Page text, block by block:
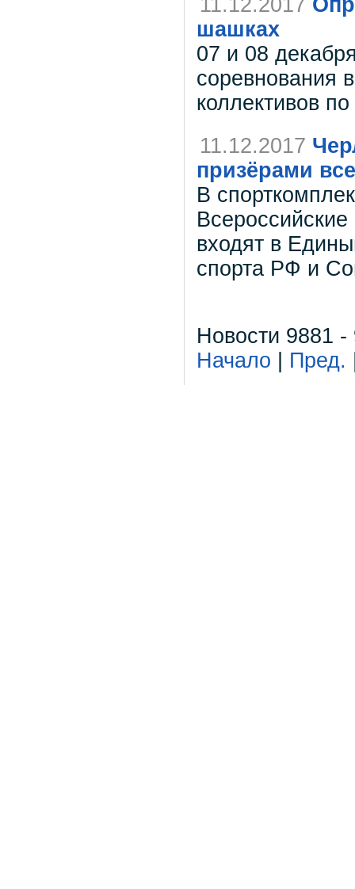
11.12.2017
шашках
07 и 08
соревнования
коллективов
11.12.2017
призёрами
В
входят в
спорта РФ и
Новости 9881 -
Начало
Пред.